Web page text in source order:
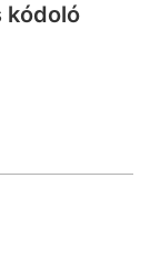
kódoló